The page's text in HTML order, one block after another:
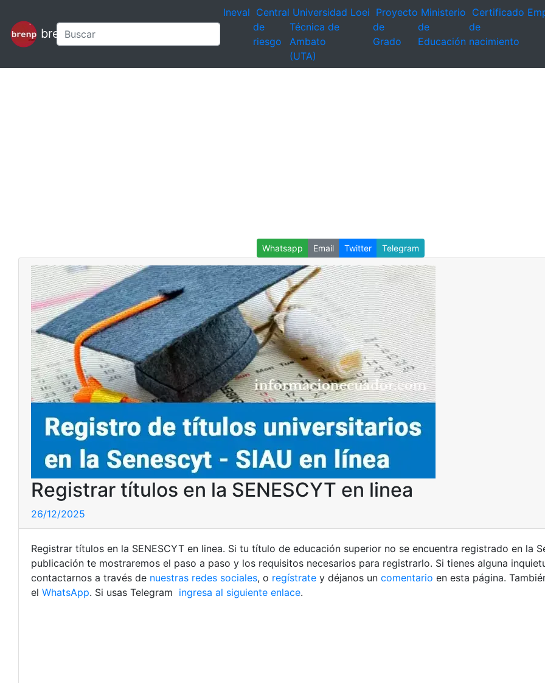
brenp
Ineval Central
de
riesgo
Universidad
Técnica de
Ambato
(UTA)
Loei Proyecto
de
Grado
Ministerio
de
Educación
Certificado
de
nacimiento
Whatsapp Email Twitter Telegram
Registrar títulos en la SENESCYT en linea
26/12/2025
Registrar títulos en la SENESCYT en linea. Si tu título de educación superior no se encuentra registrado en la
publicación te mostraremos el paso a paso y los requisitos necesarios para registrarlo. Si tienes alguna
contactarnos a través de nuestras redes sociales, o regístrate y déjanos un comentario en esta página.
el WhatsApp. Si usas Telegram ingresa al siguiente enlace.